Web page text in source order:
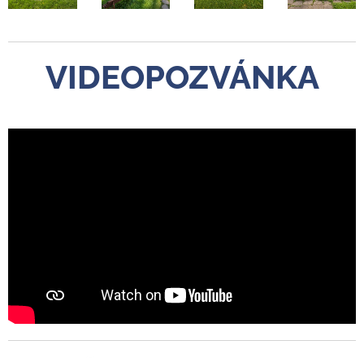
VIDEOPOZVÁNKA